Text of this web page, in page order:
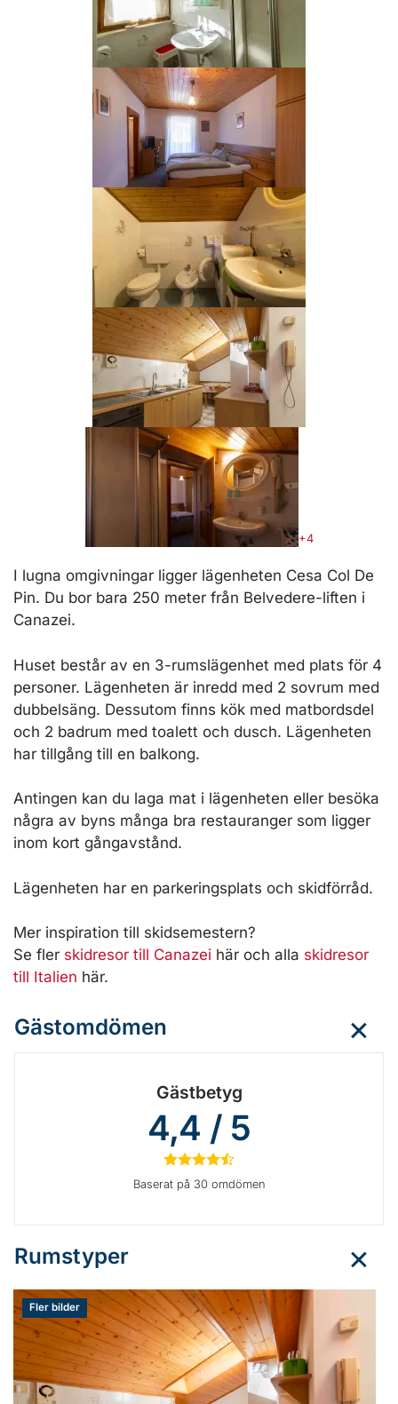
+4
I lugna omgivningar ligger lägenheten Cesa Col De
Pin. Du bor bara 250 meter från Belvedere-liften i
Canazei.
Huset består av en 3-rumslägenhet med plats för 4
personer. Lägenheten är inredd med 2 sovrum med
dubbelsäng. Dessutom finns kök med matbordsdel
och 2 badrum med toalett och dusch. Lägenheten
har tillgång till en balkong.
Antingen kan du laga mat i lägenheten eller besöka
några av byns många bra restauranger som ligger
inom kort gångavstånd.
Lägenheten har en parkeringsplats och skidförråd.
Mer inspiration till skidsemestern?
Se fler skidresor till Canazei här och alla skidresor
till Italien här.
Gästomdömen
Gästbetyg
4,4 / 5
★★★★
Baserat på 30 omdömen
Rumstyper
Fler bilder